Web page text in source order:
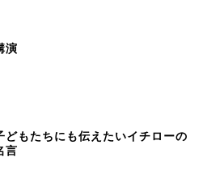
演
どもたちにも伝えたいイチローの
言